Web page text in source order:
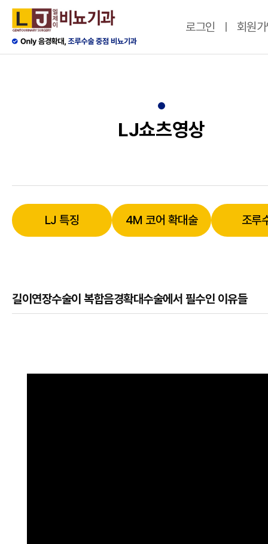
로그인 회원
LJ쇼츠영상
LJ 특징 4M 코어 확대술 조루
길이연장수술이 복합음경확대수술에서 필수인 이유들